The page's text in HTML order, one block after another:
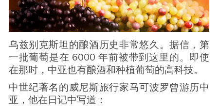
乌兹别克斯坦的酿酒历史非常悠久。据信，第
一批葡萄是在 6000 年前被带到这里的。即使
在那时，中亚也有酿酒和种植葡萄的高科技。
中世纪著名的威尼斯旅行家马可波罗曾游历中
亚，他在日记中写道：